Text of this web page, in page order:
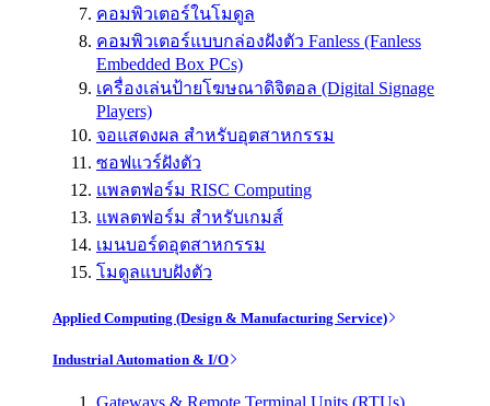
คอมพิวเตอร์ในโมดูล
คอมพิวเตอร์แบบกล่องฝังตัว Fanless (Fanless
Embedded Box PCs)
เครื่องเล่นป้ายโฆษณาดิจิตอล (Digital Signage
Players)
จอแสดงผล สำหรับอุตสาหกรรม
ซอฟแวร์ฝังตัว
แพลตฟอร์ม RISC Computing
แพลตฟอร์ม สำหรับเกมส์
เมนบอร์ดอุตสาหกรรม
โมดูลแบบฝังตัว
Applied Computing (Design & Manufacturing Service)
Industrial Automation & I/O
Gateways & Remote Terminal Units (RTUs)